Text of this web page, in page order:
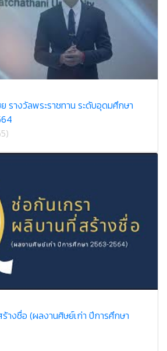
รางวัลพระราชทาน ระดับอุดมศึกษา
างชื่อ (ผลงานศิษย์เก่า ปีการศึกษา